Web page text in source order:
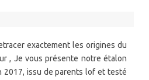
exactement les origines du
, Je vous présente notre étalon
2017, issu de parents lof et testé